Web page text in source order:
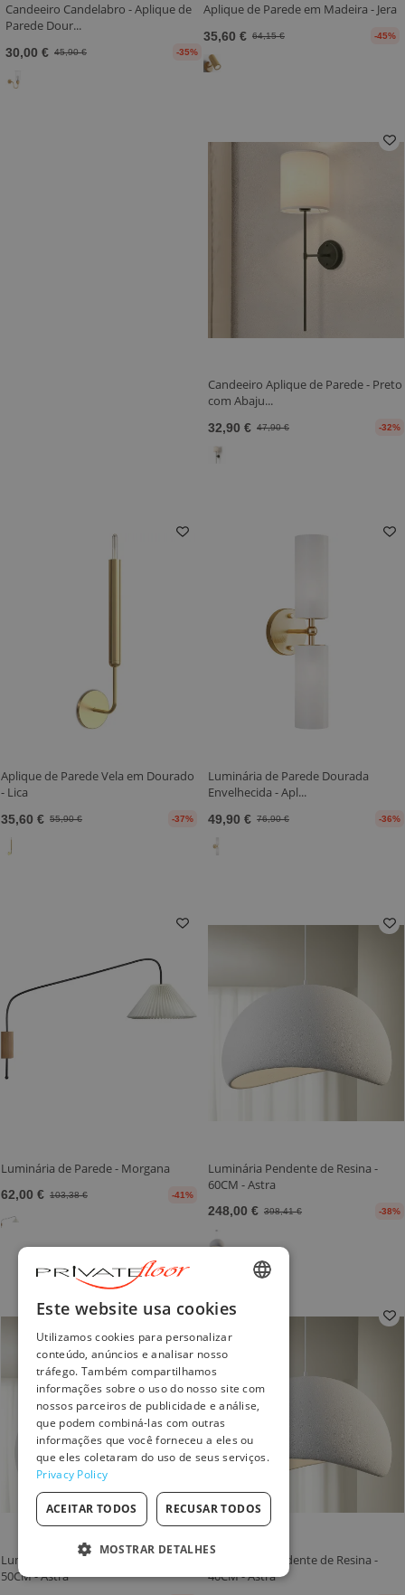
Candeeiro Candelabro - Aplique de
Parede Dour...
30,00 € 45,90 € -35%
Aplique de Parede em Madeira - Jera
35,60 € 64,15 € -45%
Candeeiro Aplique de Parede - Preto
com Abaju...
32,90 € 47,90 € -32%
Aplique de Parede Vela em Dourado
- Lica
35,60 € 55,90 € -37%
Luminária de Parede Dourada
Envelhecida - Apl...
49,90 € 76,90 € -36%
Luminária de Parede - Morgana
62,00 € 103,38 € -41%
Luminária Pendente de Resina -
60CM - Astra
248,00 € 398,41 € -38%
Luminária Pendente de Resina -
50CM - Astra
Luminária Pendente de Resina -
40CM - Astra
ENGLISH
FRENCH
GERMAN
ITALIAN
PORTUGUESE
Este website usa cookies
Utilizamos cookies para personalizar
conteúdo, anúncios e analisar nosso
tráfego. Também compartilhamos
informações sobre o uso do nosso site com
nossos parceiros de publicidade e análise,
que podem combiná-las com outras
informações que você forneceu a eles ou
que eles coletaram do uso de seus serviços.
Privacy Policy
ACEITAR TODOS RECUSAR TODOS
MOSTRAR DETALHES
ESTRITAMENTE NECESSÁRIOS